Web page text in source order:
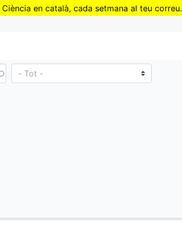
Vés
Ciència en català, cada setmana al teu correu.